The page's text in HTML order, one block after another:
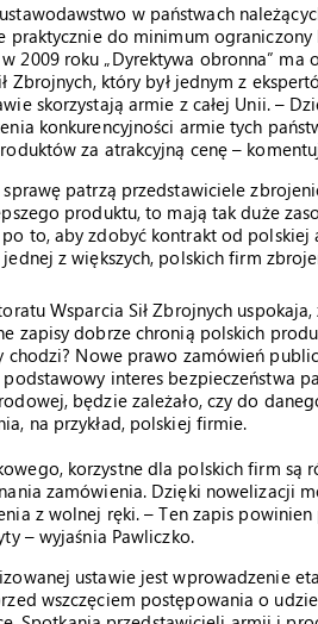
w państwach
praktycznie do minimum
2009 roku „Dyrektywa obronna”
Zbrojnych, który był jednym z
skorzystają armie z całej Unii. –
konkurencyjności armie tych
za atrakcyjną cenę –
patrzą przedstawiciele
produktu, to mają tak duże
to, aby zdobyć kontrakt od
z większych, polskich firm
Wsparcia Sił Zbrojnych
zapisy dobrze chronią polskich
chodzi? Nowe prawo zamówień
interes bezpieczeństwa
będzie zależało, czy do
na przykład, polskiej firmie.
korzystne dla polskich firm są
zamówienia. Dzięki nowelizacji
z wolnej ręki. – Ten zapis
– wyjaśnia Pawliczko.
ustawie jest wprowadzenie
wszczęciem postępowania o